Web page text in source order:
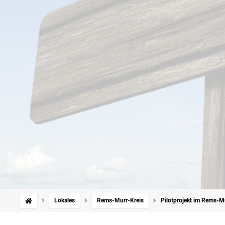
Lokales Rems-Murr-Kreis Pilotprojekt im Rems-